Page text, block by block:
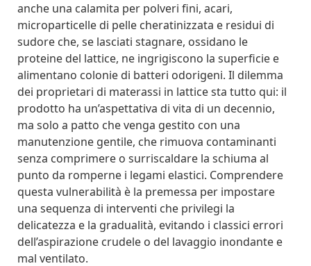
anche una calamita per polveri fini, acari,
microparticelle di pelle cheratinizzata e residui di
sudore che, se lasciati stagnare, ossidano le
proteine del lattice, ne ingrigiscono la superficie e
alimentano colonie di batteri odorigeni. Il dilemma
dei proprietari di materassi in lattice sta tutto qui: il
prodotto ha un’aspettativa di vita di un decennio,
ma solo a patto che venga gestito con una
manutenzione gentile, che rimuova contaminanti
senza comprimere o surriscaldare la schiuma al
punto da romperne i legami elastici. Comprendere
questa vulnerabilità è la premessa per impostare
una sequenza di interventi che privilegi la
delicatezza e la gradualità, evitando i classici errori
dell’aspirazione crudele o del lavaggio inondante e
mal ventilato.